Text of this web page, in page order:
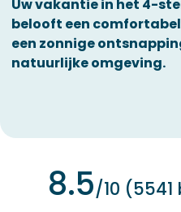
Uw vakantie in het 4-
belooft een
een zonnige
natuurlijke omgeving.
8.5/10